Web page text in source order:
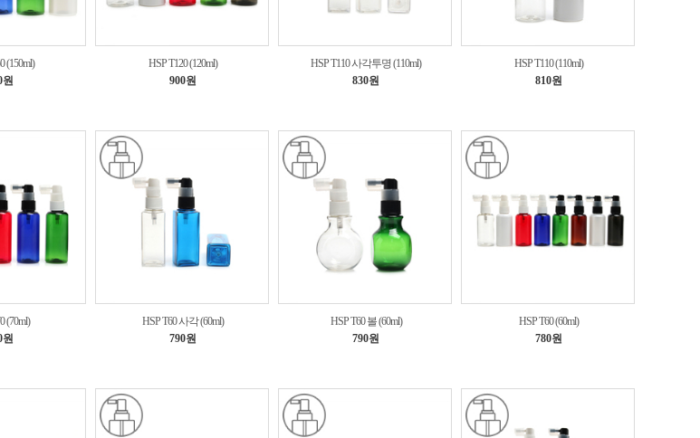
(150ml)
원
HSP T120 (120ml)
900원
HSP T110 사각투명 (110ml)
830원
HSP T110 (110ml)
810원
(70ml)
원
HSP T60 사각 (60ml)
790원
HSP T60 볼 (60ml)
790원
HSP T60 (60ml)
780원